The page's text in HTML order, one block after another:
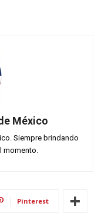
México
Siempre brindando
momento.
Pinterest